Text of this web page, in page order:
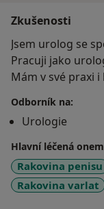
Zkušenosti
Jsem urolog se
Pracuji jako
Mám v své praxi
Odborník na:
Urologie
Hlavní léčená
Rakovina penisu
Rakovina varlat